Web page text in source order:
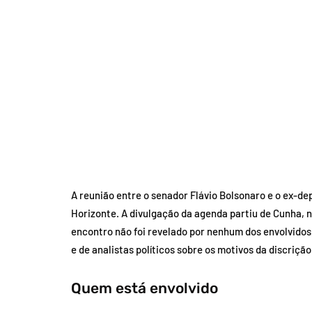
A reunião entre o senador Flávio Bolsonaro e o ex-
Horizonte. A divulgação da agenda partiu de Cunha,
encontro não foi revelado por nenhum dos
e de analistas políticos sobre os motivos da
Quem está envolvido